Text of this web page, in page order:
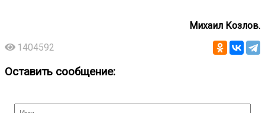
Михаил Козлов.
1404592
Оставить сообщение: